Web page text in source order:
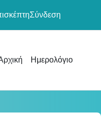
Σύνδεση
Ημερολόγιο